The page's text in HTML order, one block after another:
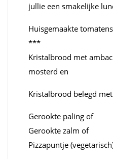
jullie een smakelijke
Huisgemaakte
***
Kristalbrood met
mosterd en
Kristalbrood belegd
Gerookte paling of
Gerookte zalm of
Pizzapuntje